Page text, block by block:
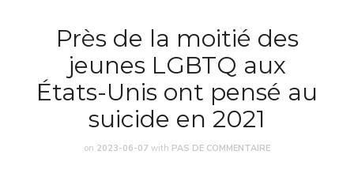
Près de la moitié des
jeunes LGBTQ aux
États-Unis ont pensé au
suicide en 2021
on 2023-06-07 with PAS DE COMMENTAIRE